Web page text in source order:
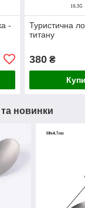
-
Туристична
титану
380₴
та новинки